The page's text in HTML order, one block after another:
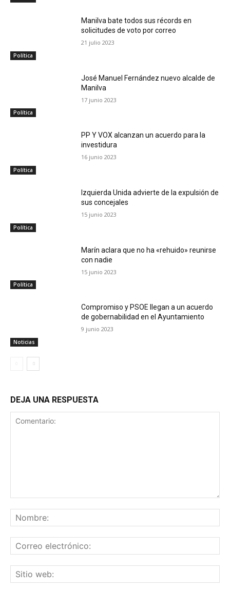
Política
Manilva bate todos sus récords en
solicitudes de voto por correo
21 julio 2023
Política
José Manuel Fernández nuevo alcalde de
Manilva
17 junio 2023
Política
PP Y VOX alcanzan un acuerdo para la
investidura
16 junio 2023
Política
Izquierda Unida advierte de la expulsión de
sus concejales
15 junio 2023
Política
Marín aclara que no ha «rehuido» reunirse
con nadie
15 junio 2023
Noticias
Compromiso y PSOE llegan a un acuerdo
de gobernabilidad en el Ayuntamiento
9 junio 2023
DEJA UNA RESPUESTA